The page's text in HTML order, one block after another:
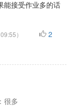
能接受作业多的话
）
2
很多